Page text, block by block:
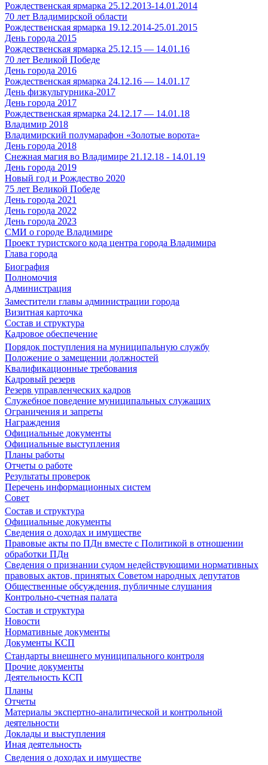
Рождественская ярмарка 25.12.2013-14.01.2014
70 лет Владимирской области
Рождественская ярмарка 19.12.2014-25.01.2015
День города 2015
Рождественская ярмарка 25.12.15 — 14.01.16
70 лет Великой Победе
День города 2016
Рождественская ярмарка 24.12.16 — 14.01.17
День физкультурника-2017
День города 2017
Рождественская ярмарка 24.12.17 — 14.01.18
Владимир 2018
Владимирский полумарафон «Золотые ворота»
День города 2018
Снежная магия во Владимире 21.12.18 - 14.01.19
День города 2019
Новый год и Рождество 2020
75 лет Великой Победе
День города 2021
День города 2022
День города 2023
СМИ о городе Владимире
Проект туристского кода центра города Владимира
Глава города
Биография
Полномочия
Администрация
Заместители главы администрации города
Визитная карточка
Состав и структура
Кадровое обеспечение
Порядок поступления на муниципальную службу
Положение о замещении должностей
Квалификационные требования
Кадровый резерв
Резерв управленческих кадров
Служебное поведение муниципальных служащих
Ограничения и запреты
Награждения
Официальные документы
Официальные выступления
Планы работы
Отчеты о работе
Результаты проверок
Перечень информационных систем
Совет
Состав и структура
Официальные документы
Сведения о доходах и имуществе
Правовые акты по ПДн вместе с Политикой в отношении
обработки ПДн
Сведения о признании судом недействующими нормативных
правовых актов, принятых Советом народных депутатов
Общественные обсуждения, публичные слушания
Контрольно-счетная палата
Состав и структура
Новости
Нормативные документы
Документы КСП
Стандарты внешнего муниципального контроля
Прочие документы
Деятельность КСП
Планы
Отчеты
Материалы экспертно-аналитической и контрольной
деятельности
Доклады и выступления
Иная деятельность
Сведения о доходах и имуществе